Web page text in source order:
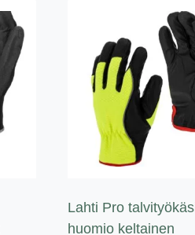
Lahti Pro
huomio keltainen